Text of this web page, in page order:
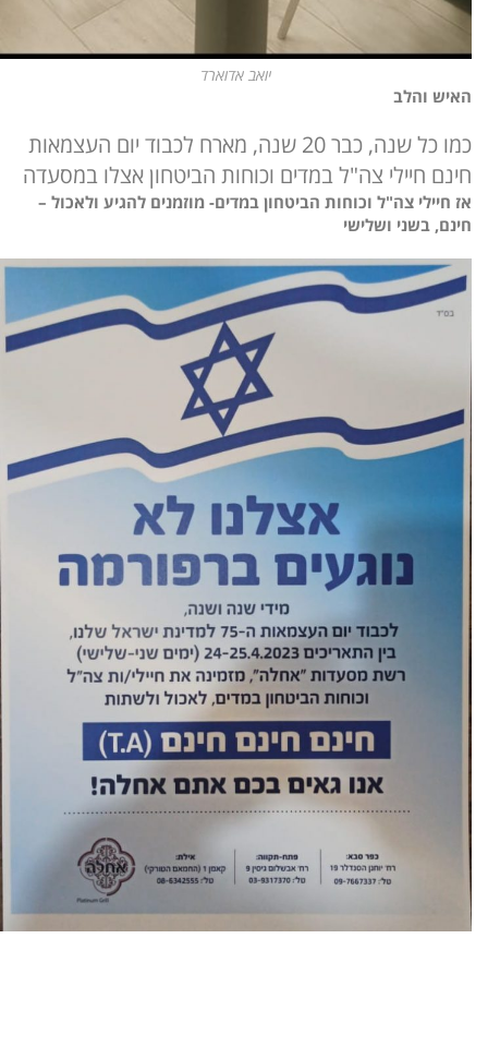
יואב אדוארד
האיש והלב
כמו כל שנה, כבר 20 שנה, מארח לכבוד יום העצמאות
חינם חיילי צה"ל במדים וכוחות הביטחון אצלו במסעדה
אז חיילי צה"ל וכוחות הביטחון במדים- מוזמנים להגיע ולאכול –
חינם, בשני ושלישי